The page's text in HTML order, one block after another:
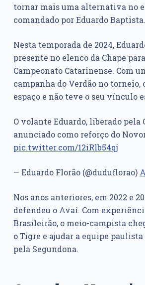
tornar mais uma alternativa no
comandado por Eduardo Baptista.
Nesta temporada de 2024,
presente no elenco da Chape
Campeonato Catarinense. Com
campanha do Verdão no torneio,
espaço e não teve o seu vínculo
O volante Eduardo, liberado pela
anunciado como reforço do
pic.twitter.com/12iRlb54qj
— Eduardo Florão (@duduflorao)
Nos anos anteriores, em 2022 e
defendeu o Avaí. Com
Brasileirão, o meio-campista
o Tigre e ajudar a equipe
pela Segundona.